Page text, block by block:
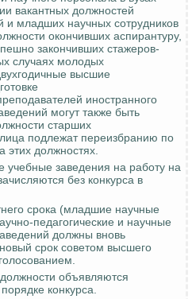
вакантных должностей
и младших научных сотрудников
окончивших аспирантуру,
закончивших стажеров-
случаях молодых
высшие
иностранного
могут также быть
старших
подлежат переизбранию по
этих должностях.
заведения на работу на
без конкурса в
срока (младшие научные
педагогические и научные
должны вновь
срок советом высшего
объявляются
конкурса.